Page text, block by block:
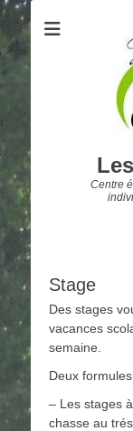
Centre
Stage
Des stages
vacances
semaine.
Deux
– Les stages
chasse au